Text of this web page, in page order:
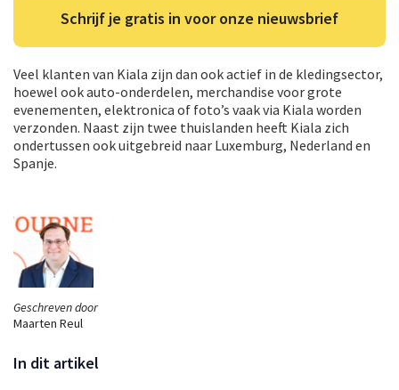
Geschreven door
Maarten Reul
In dit artikel
Schrijf je gratis in voor onze nieuwsbrief
Veel klanten van Kiala zijn dan ook actief in de kledingsector,
hoewel ook auto-onderdelen, merchandise voor grote
evenementen, elektronica of foto’s vaak via Kiala worden
verzonden. Naast zijn twee thuislanden heeft Kiala zich
ondertussen ook uitgebreid naar Luxemburg, Nederland en
Spanje.